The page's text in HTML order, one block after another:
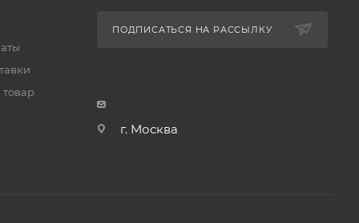
товар
ПОДПИСАТЬСЯ НА РАССЫЛКУ
г. Москва